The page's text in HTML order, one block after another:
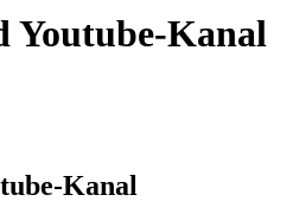
Youtube-Kanal
Kanal